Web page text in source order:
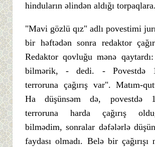
hinduların əlindən aldığı torpaqlara.
"Mavi gözlü qız" adlı povestimi
bir həftədən sonra redaktor
Redaktor qovluğu mənə
bilmərik, - dedi. - Povestdə
terroruna çağırış var". Matım-
Ha düşünsəm də, povestdə
terroruna harda çağırış
bilmədim, sonralar dəfələrlə
faydası olmadı. Belə bir